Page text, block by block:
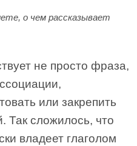
о чем рассказывает
не просто фраза,
или закрепить
Так сложилось, что
владеет глаголом